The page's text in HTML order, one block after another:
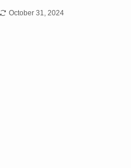
October 31, 2024